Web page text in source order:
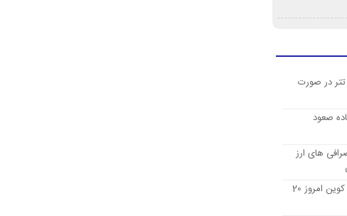
در صورت
صعود
های ارز
قیمت ارز دیجیتال بیت کوین امروز 20